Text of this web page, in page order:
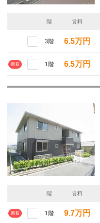
階 賃料
3階 6.5万円
新着 1階 6.5万円
階 賃料
新着 1階 9.7万円